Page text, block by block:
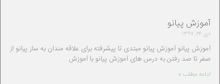
آموزش پیانو
دی ۲۴, ۱۳۹۷
آموزش پیانو آموزش پیانو مبتدی تا پیشرفته برای علاقه مندان به ساز پیانو از
صفر تا صد رفتن به درس های آموزش پیانو با آموزش
ادامه مطلب »